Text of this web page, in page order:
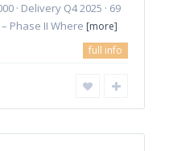
· Delivery Q4 2025 · 69
Phase II Where [more]
full info